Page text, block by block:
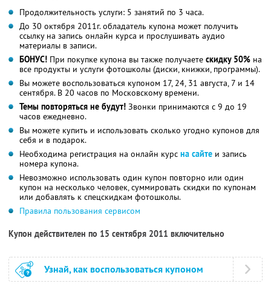
Продолжительность услуги: 5 занятий по 3 часа.
До 30 октября 2011г. обладатель купона может получить
ссылку на запись онлайн курса и прослушивать аудио
материалы в записи.
БОНУС! При покупке купона вы также получаете скидку 50% на
все продукты и услуги фотошколы (диски, книжки, программы).
Вы можете воспользоваться купоном 17, 24, 31 августа, 7 и 14
сентября. В 20 часов по Московскому времени.
Темы повторяться не будут! Звонки принимаются с 9 до 19
часов ежедневно.
Вы можете купить и использовать сколько угодно купонов для
себя и в подарок.
Необходима регистрация на онлайн курс на сайте и запись
номера купона.
Невозможно использовать один купон повторно или один
купон на несколько человек, суммировать скидки по купонам
или добавлять к спецскидкам фотошколы.
Правила пользования сервисом
Купон действителен по 15 сентября 2011 включительно
Узнай, как воспользоваться купоном